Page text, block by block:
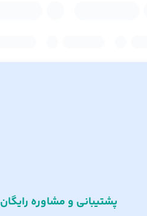
پشتیبانی و مشاوره رایگان